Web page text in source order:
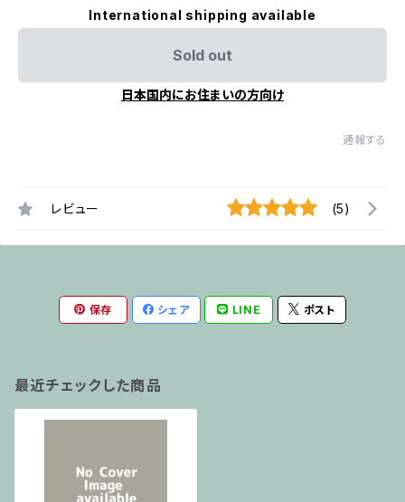
International shipping available
Sold out
日本国内にお住まいの方向け
通報する
レビュー (5)
保存 シェア LINE ポスト
最近チェックした商品